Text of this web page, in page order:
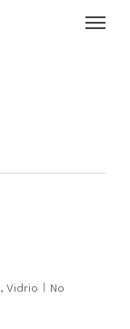
,Vidrio
No